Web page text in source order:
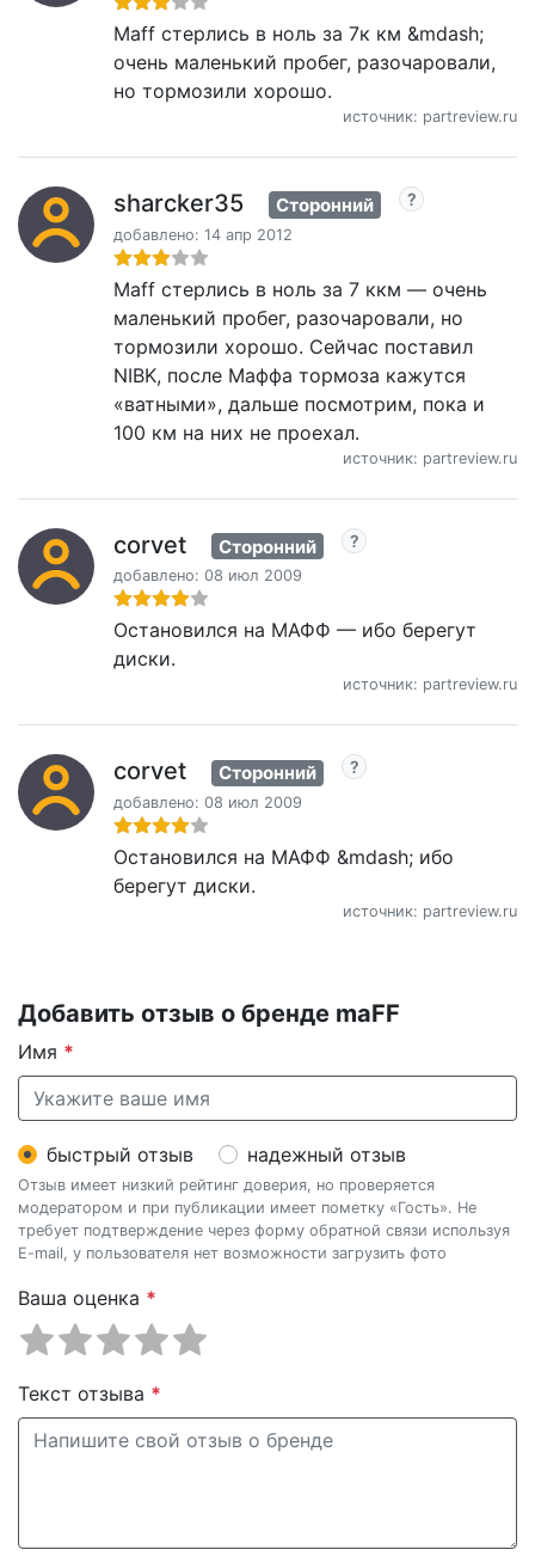
Maff стерлись в ноль за 7к км &mdash;
очень маленький пробег, разочаровали,
но тормозили хорошо.
источник: partreview.ru
sharcker35 Сторонний
добавлено: 14 апр 2012
Maff стерлись в ноль за 7 ккм — очень
маленький пробег, разочаровали, но
тормозили хорошо. Сейчас поставил
NIBK, после Маффа тормоза кажутся
«ватными», дальше посмотрим, пока и
100 км на них не проехал.
источник: partreview.ru
corvet Сторонний
добавлено: 08 июл 2009
Остановился на МАФФ — ибо берегут
диски.
источник: partreview.ru
corvet Сторонний
добавлено: 08 июл 2009
Остановился на МАФФ &mdash; ибо
берегут диски.
источник: partreview.ru
Добавить отзыв о бренде maFF
Имя *
быстрый отзыв надежный отзыв
Отзыв имеет низкий рейтинг доверия, но проверяется
модератором и при публикации имеет пометку «Гость». Не
требует подтверждение через форму обратной связи используя
E-mail, у пользователя нет возможности загрузить фото
Ваша оценка *
Текст отзыва *